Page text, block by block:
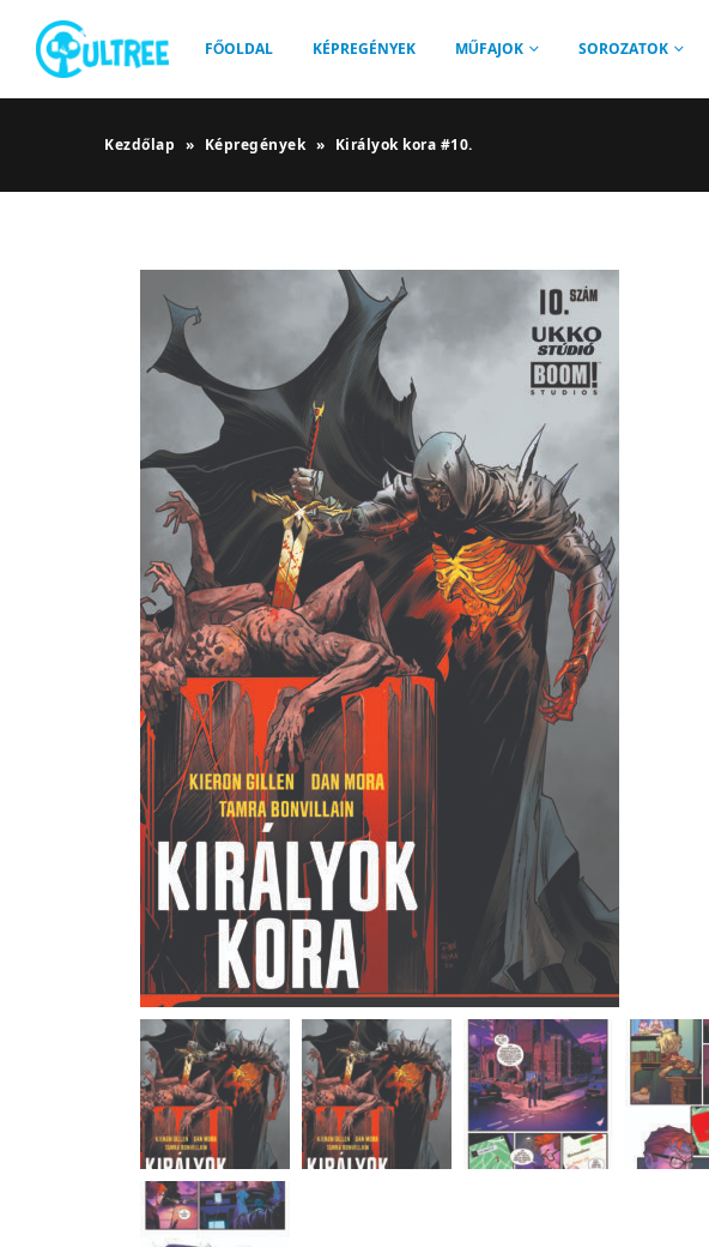
FŐOLDAL KÉPREGÉNYEK MŰFAJOK SOROZATOK
Kezdőlap » Képregények » Királyok kora #10.